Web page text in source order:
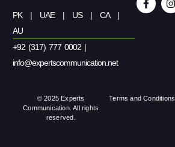
PK | UAE | US | CA |
AU
+92 (317) 777 0002 |
info@expertscommunication.net
© 2025 Experts
Communication. All rights
reserved.
Terms and Conditions